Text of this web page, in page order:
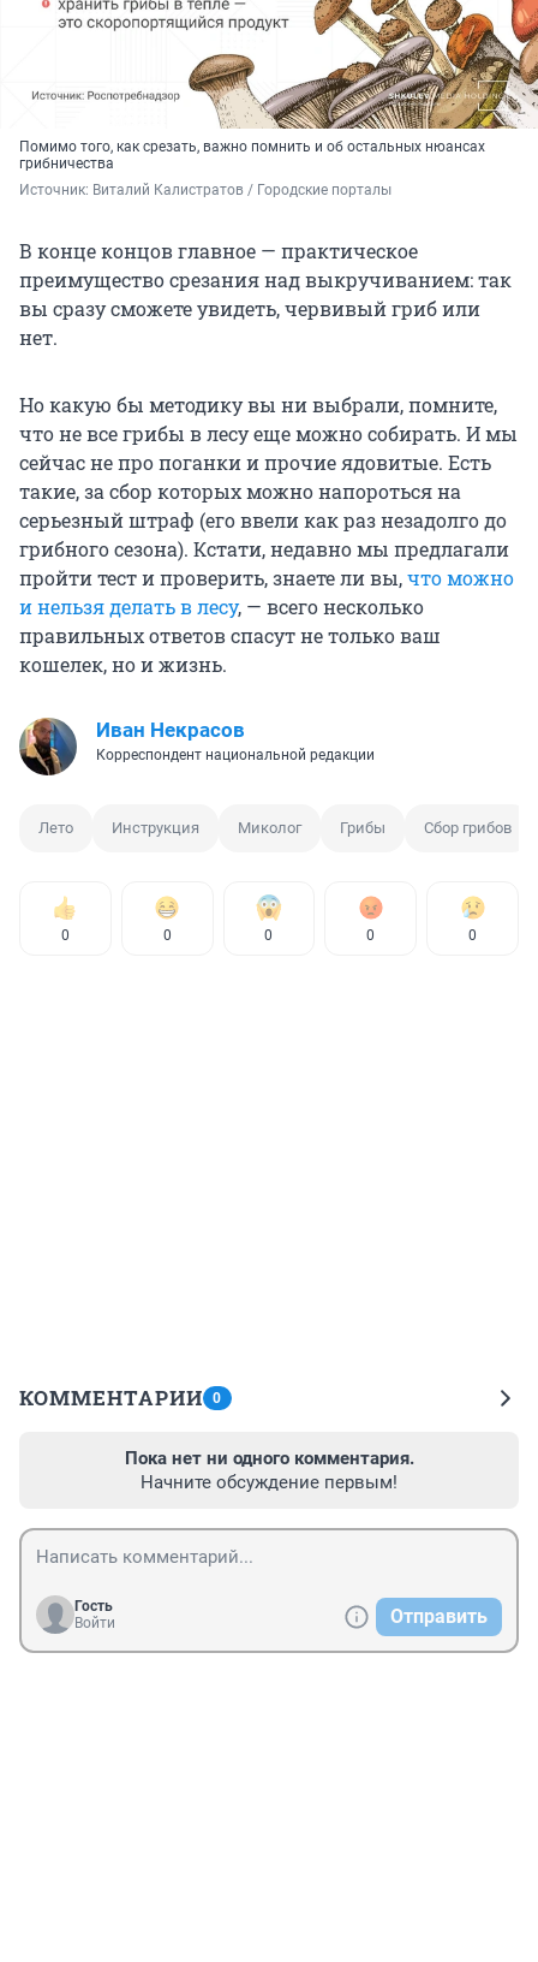
Помимо того, как срезать, важно помнить и об остальных нюансах
грибничества
Источник: Виталий Калистратов / Городские порталы
В конце концов главное — практическое
преимущество срезания над выкручиванием: так
вы сразу сможете увидеть, червивый гриб или
нет.
Но какую бы методику вы ни выбрали, помните,
что не все грибы в лесу еще можно собирать. И мы
сейчас не про поганки и прочие ядовитые. Есть
такие, за сбор которых можно напороться на
серьезный штраф (его ввели как раз незадолго до
грибного сезона). Кстати, недавно мы предлагали
пройти тест и проверить, знаете ли вы,что можно
и нельзя делать в лесу, — всего несколько
правильных ответов спасут не только ваш
кошелек, но и жизнь.
Иван Некрасов
Корреспондент национальной редакции
Лето Инструкция Миколог Грибы Сбор грибов
0 0 0 0 0
КОММЕНТАРИИ 0
Пока нет ни одного комментария.
Начните обсуждение первым!
Гость
Войти
Отправить